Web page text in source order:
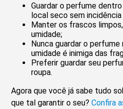
Guardar o perfume
local seco sem
Manter os frascos
umidade;
Nunca guardar o perfume
umidade é inimiga das
Preferir guardar seu
roupa.
Agora que você já sabe tudo
que tal garantir o seu?Confira